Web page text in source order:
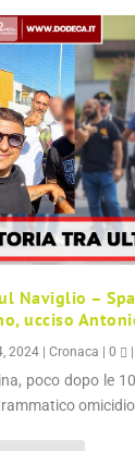
Naviglio –
ucciso
2024 |Cronaca |0 |
poco dopo le